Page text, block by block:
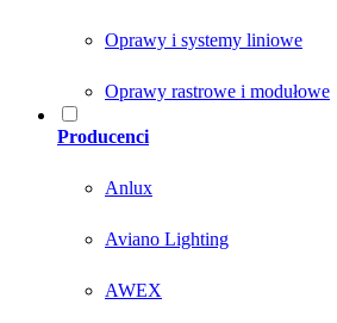
Oprawy i systemy liniowe
Oprawy rastrowe i modułowe
Producenci
Anlux
Aviano Lighting
AWEX